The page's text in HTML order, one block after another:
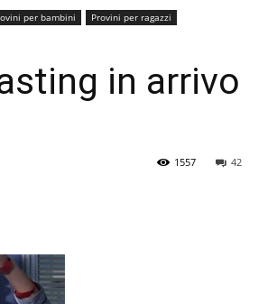
per bambini
Provini per ragazzi
in arrivo
42
1557